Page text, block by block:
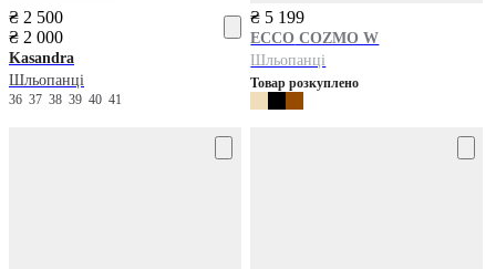
₴ 2 500
₴ 2 000
Kasandra
Шльопанці
36 37 38 39 40 41
₴ 5 199
ECCO COZMO W
Шльопанці
Товар розкуплено